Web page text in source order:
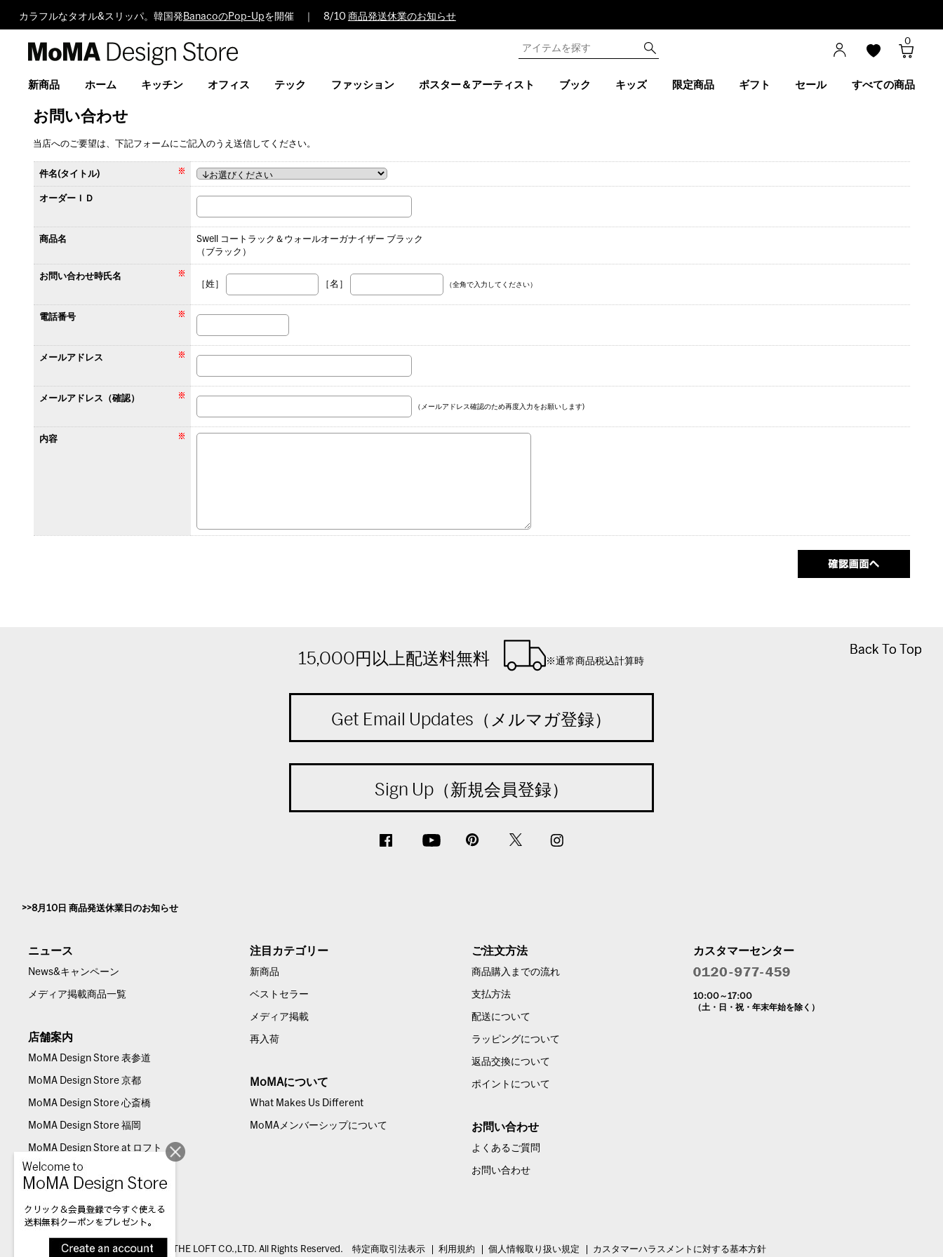
カラフルなタオル&スリッパ。韓国発 BanacoのPop-Upを開催 ｜ 8/10 商品発送休業のお知らせ
Design
0
新商品 ホーム キッチン オフィス テック ファッション ポスター＆アーティスト ブック キッズ 限定商品 ギフト セール すべての商品
お問い合わせ
当店へのご要望は、下記フォームにご記入のうえ送信してください。
件名(タイトル)
オーダーＩＤ
商品名
Swell コートラック＆ウォールオーガナイザー ブラック
（ブラック）
お問い合わせ時氏名
［姓］
［名］ （全角で入力してください）
電話番号
メールアドレス
メールアドレス（確認）
（メールアドレス確認のため再度入力をお願いします)
内容
Back To Top
Back To Top
15,000円以上配送料無料 ※通常商品税込計算時
Get Email Updates（メルマガ登録）
Sign Up（新規会員登録）
8月10日 商品発送休業日のお知らせ
ニュース
News&キャンペーン
メディア掲載商品一覧
店舗案内
MoMA Design Store 表参道
MoMA Design Store 京都
MoMA Design Store 心斎橋
MoMA Design Store 福岡
MoMA Design Store at ロフト
注目カテゴリー
新商品
ベストセラー
メディア掲載
再入荷
MoMAについて
What Makes Us Different
MoMAメンバーシップについて
ご注文方法
商品購入までの流れ
支払方法
配送について
ラッピングについて
返品交換について
ポイントについて
お問い合わせ
よくあるご質問
お問い合わせ
カスタマーセンター
10:00～17:00
（土・日・祝・年末年始を除く）
© THE LOFT CO.,LTD. All Rights Reserved. 特定商取引法表示 利用規約 個人情報取り扱い規定 カスタマーハラスメントに対する基本方針